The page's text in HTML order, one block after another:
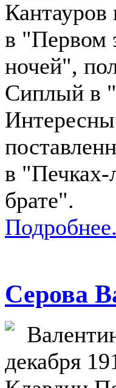
в "Первом
ночей",
Сиплый в
в
брате".
Серова
декабря